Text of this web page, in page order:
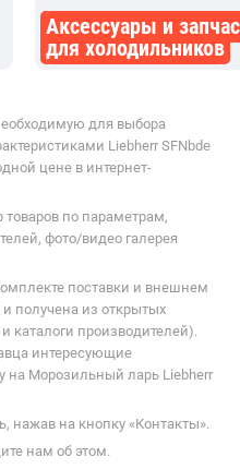
Аксессуары и
для холодильников
для выбора
Liebherr SFNbde
цене в интернет-
по параметрам,
фото/видео галерея
поставки и внешнем
и получена из открытых
каталоги производителей).
интересующие
на Морозильный ларь Liebherr
нажав на кнопку «Контакты».
нам об этом.